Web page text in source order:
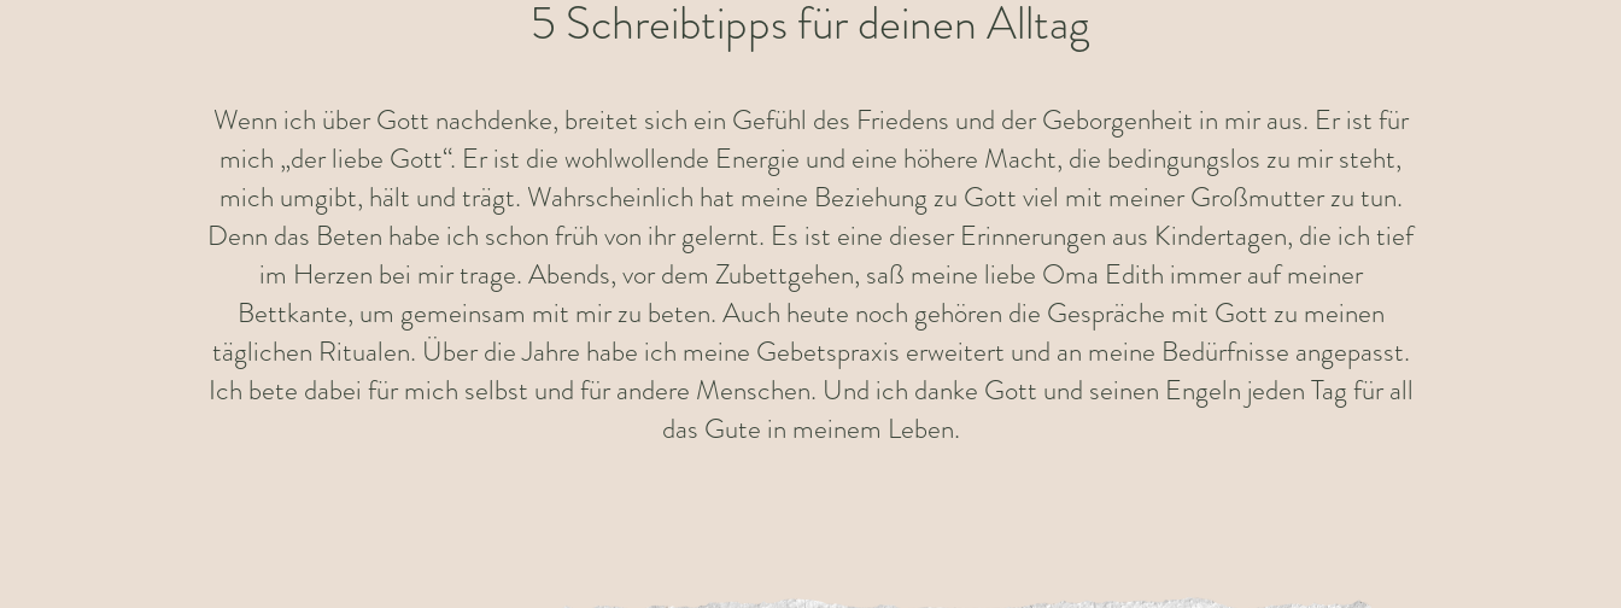
5 Schreibtipps für deinen Alltag
Wenn ich über Gott nachdenke, breitet sich ein Gefühl des Friedens und der Geborgenheit in mir aus. Er ist für
mich „der liebe Gott“. Er ist die wohlwollende Energie und eine höhere Macht, die bedingungslos zu mir steht,
mich umgibt, hält und trägt. Wahrscheinlich hat meine Beziehung zu Gott viel mit meiner Großmutter zu tun.
Denn das Beten habe ich schon früh von ihr gelernt. Es ist eine dieser Erinnerungen aus Kindertagen, die ich tief
im Herzen bei mir trage. Abends, vor dem Zubettgehen, saß meine liebe Oma Edith immer auf meiner
Bettkante, um gemeinsam mit mir zu beten. Auch heute noch gehören die Gespräche mit Gott zu meinen
täglichen Ritualen. Über die Jahre habe ich meine Gebetspraxis erweitert und an meine Bedürfnisse angepasst.
Ich bete dabei für mich selbst und für andere Menschen. Und ich danke Gott und seinen Engeln jeden Tag für all
das Gute in meinem Leben.